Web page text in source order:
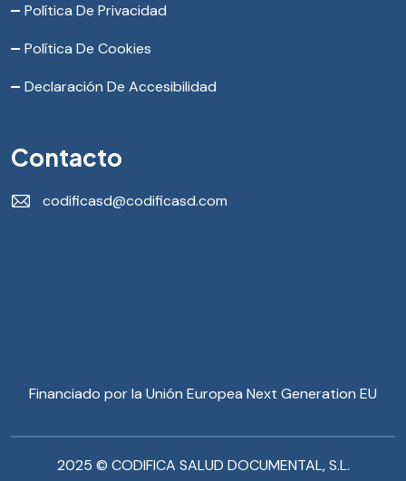
Política De Privacidad
Política De Cookies
Declaración De Accesibilidad
Contacto
codificasd@codificasd.com
Financiado por la Unión Europea Next Generation EU
2025 © CODIFICA SALUD DOCUMENTAL, S.L.